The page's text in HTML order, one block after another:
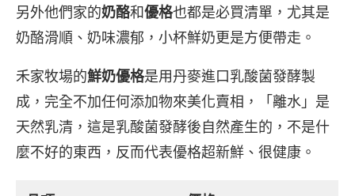
另外他們家的奶酪和優格也都是必買清單，尤其是
奶酪滑順、奶味濃郁，小杯鮮奶更是方便帶走。
禾家牧場的鮮奶優格是用丹麥進口乳酸菌發酵製
成，完全不加任何添加物來美化賣相，「離水」是
天然乳清，這是乳酸菌發酵後自然產生的，不是什
麼不好的東西，反而代表優格超新鮮、很健康。